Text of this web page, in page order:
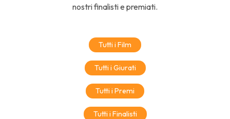
nostri finalisti e premiati.
Tutti i Film
Tutti i Giurati
Tutti i Premi
Tutti i Finalisti